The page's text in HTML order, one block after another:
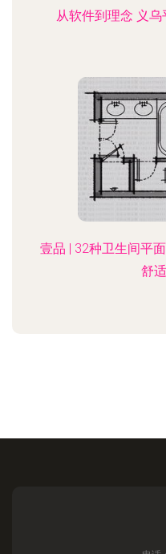
从软件到理念 义
壹品 | 32种卫生间平
舒